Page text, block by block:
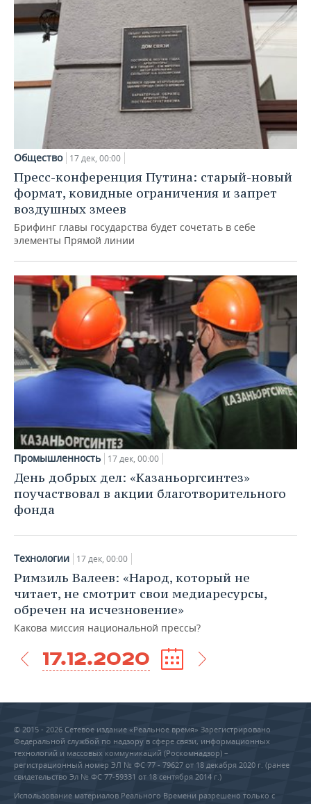
Общество 17 дек, 00:00
Пресс-конференция Путина: старый-новый
формат, ковидные ограничения и запрет
воздушных змеев
Брифинг главы государства будет сочетать в себе
элементы Прямой линии
Промышленность 17 дек, 00:00
День добрых дел: «Казаньоргсинтез»
поучаствовал в акции благотворительного
фонда
Технологии 17 дек, 00:00
Римзиль Валеев: «Народ, который не
читает, не смотрит свои медиаресурсы,
обречен на исчезновение»
Какова миссия национальной прессы?
17.12.2020
© 2015 - 2026 Сетевое издание «Реальное время» Зарегистрировано
Федеральной службой по надзору в сфере связи, информационных
технологий и массовых коммуникаций (Роскомнадзор) –
регистрационный номер ЭЛ № ФС 77 - 79627 от 18 декабря 2020 г. (ранее
свидетельство Эл № ФС 77-59331 от 18 сентября 2014 г.)
Использование материалов Реального Времени разрешено только с